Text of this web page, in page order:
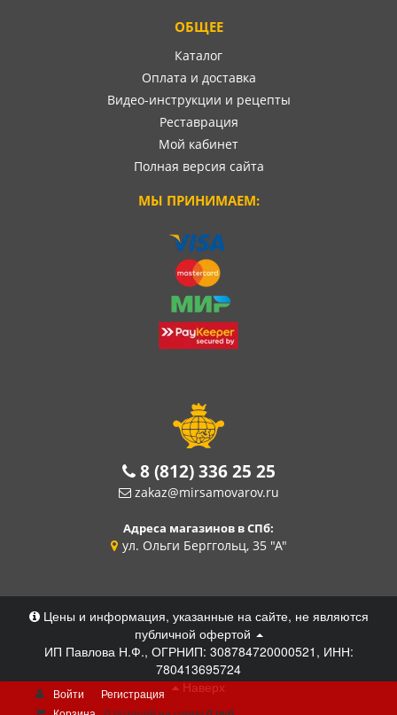
ОБЩЕЕ
Каталог
Оплата и доставка
Видео-инструкции и рецепты
Реставрация
Мой кабинет
Полная версия сайта
МЫ ПРИНИМАЕМ:
8 (812) 336 25 25
zakaz@mirsamovarov.ru
Адреса магазинов в СПб:
ул. Ольги Берггольц, 35 "А"
Цены и информация, указанные на сайте, не являются
публичной офертой
ИП Павлова Н.Ф., ОГРНИП: 308784720000521, ИНН:
780413695724
Наверх
Войти
Регистрация